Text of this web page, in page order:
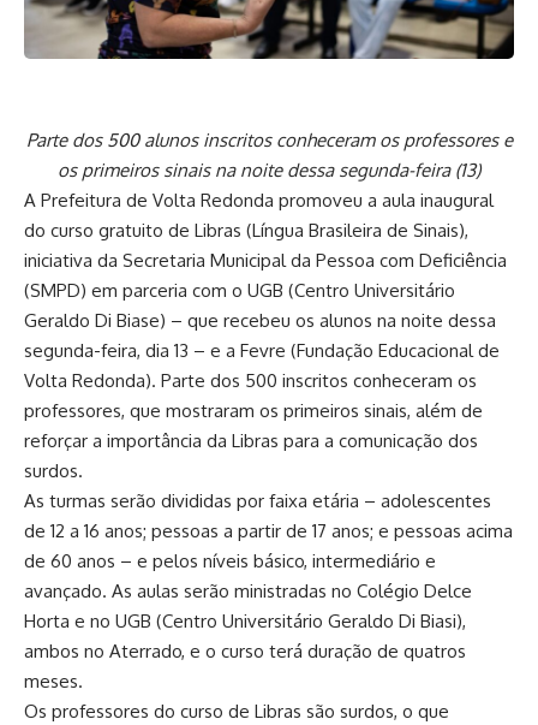
Parte dos 500 alunos inscritos conheceram os professores e
os primeiros sinais na noite dessa segunda-feira (13)
A Prefeitura de Volta Redonda promoveu a aula inaugural
do curso gratuito de Libras (Língua Brasileira de Sinais),
iniciativa da Secretaria Municipal da Pessoa com Deficiência
(SMPD) em parceria com o UGB (Centro Universitário
Geraldo Di Biase) – que recebeu os alunos na noite dessa
segunda-feira, dia 13 – e a Fevre (Fundação Educacional de
Volta Redonda). Parte dos 500 inscritos conheceram os
professores, que mostraram os primeiros sinais, além de
reforçar a importância da Libras para a comunicação dos
surdos.
As turmas serão divididas por faixa etária – adolescentes
de 12 a 16 anos; pessoas a partir de 17 anos; e pessoas acima
de 60 anos – e pelos níveis básico, intermediário e
avançado. As aulas serão ministradas no Colégio Delce
Horta e no UGB (Centro Universitário Geraldo Di Biasi),
ambos no Aterrado, e o curso terá duração de quatros
meses.
Os professores do curso de Libras são surdos, o que